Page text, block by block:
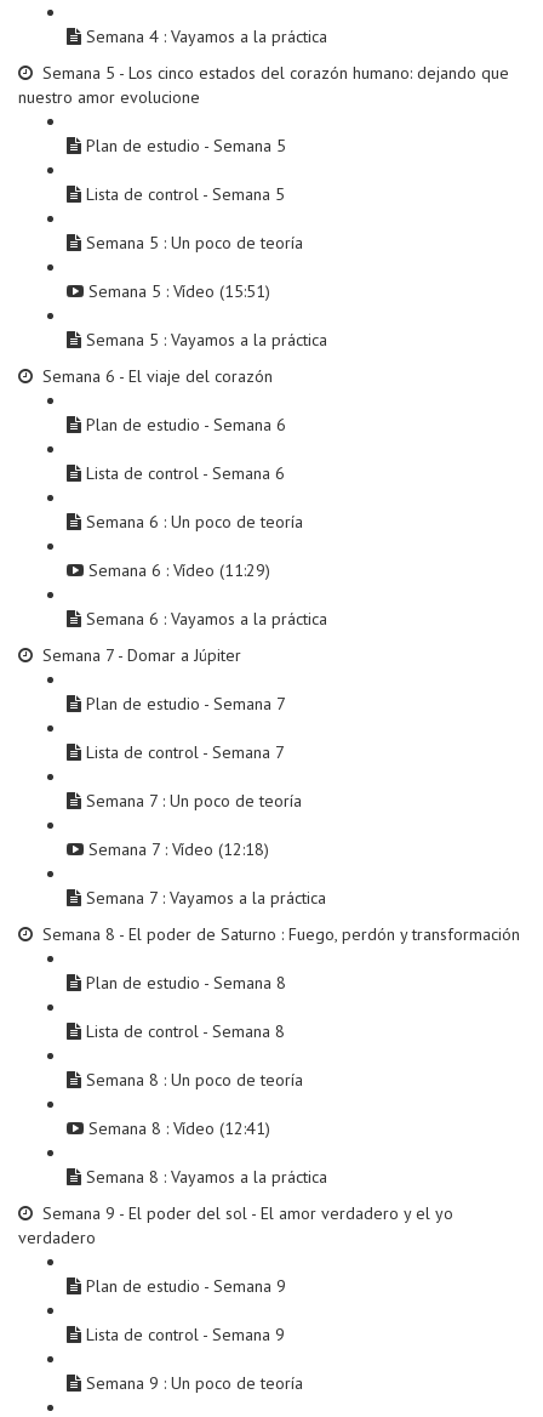
Semana 4 : Vayamos a la práctica
Semana 5 - Los cinco estados del corazón humano: dejando que
nuestro amor evolucione
Plan de estudio - Semana 5
Lista de control - Semana 5
Semana 5 : Un poco de teoría
Semana 5 : Vídeo (15:51)
Semana 5 : Vayamos a la práctica
Semana 6 - El viaje del corazón
Plan de estudio - Semana 6
Lista de control - Semana 6
Semana 6 : Un poco de teoría
Semana 6 : Vídeo (11:29)
Semana 6 : Vayamos a la práctica
Semana 7 - Domar a Júpiter
Plan de estudio - Semana 7
Lista de control - Semana 7
Semana 7 : Un poco de teoría
Semana 7 : Vídeo (12:18)
Semana 7 : Vayamos a la práctica
Semana 8 - El poder de Saturno : Fuego, perdón y transformación
Plan de estudio - Semana 8
Lista de control - Semana 8
Semana 8 : Un poco de teoría
Semana 8 : Vídeo (12:41)
Semana 8 : Vayamos a la práctica
Semana 9 - El poder del sol - El amor verdadero y el yo
verdadero
Plan de estudio - Semana 9
Lista de control - Semana 9
Semana 9 : Un poco de teoría